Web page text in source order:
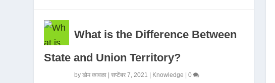
What is the Difference Between
State and Union Territory?
byडोम कावळा |सप्टेंबर 7, 2021 Knowledge |0